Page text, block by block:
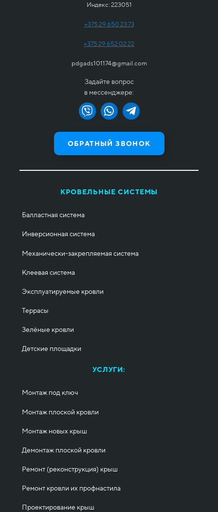
Индекс: 223051
+375 29 650 23 73
+375 29 652 02 22
pdgads101174@gmail.com
Задайте вопрос
в мессенджере:
ОБРАТНЫЙ ЗВОНОК
КРОВЕЛЬНЫЕ СИСТЕМЫ
Балластная система
Инверсионная система
Механически-закрепляемая система
Клеевая система
Эксплуатируемые кровли
Террасы
Зелёные кровли
Детские площадки
УСЛУГИ:
Монтаж под ключ
Монтаж плоской кровли
Монтаж новых крыш
Демонтаж плоской кровли
Ремонт (реконструкция) крыш
Ремонт кровли их профнастила
Проектирование крыш